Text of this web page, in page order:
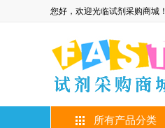
您好，欢迎光临试剂采购商城！
所有产品分类